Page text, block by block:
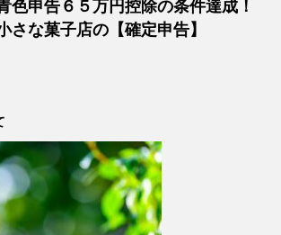
色申告６５万円控除の条件達成！
さな菓子店の【確定申告】